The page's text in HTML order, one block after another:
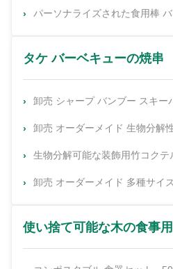
パーソナライズされた食用棒
タケ バーベキューの焼串
卸売 シャープ バンブー スキーバー バーベキュー用の使い捨
卸売 オーダーメイド 生物分解性 バンブースティック バー
生物分解可能な装飾用竹コクテルパーティ
卸売 オーダーメイド 多種サイズ バーベキュー 丸い バンブースティック 高品質 安
使い捨て可能な木の食事